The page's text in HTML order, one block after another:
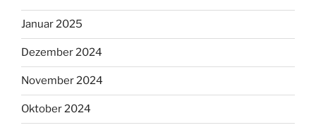
Januar 2025
Dezember 2024
November 2024
Oktober 2024